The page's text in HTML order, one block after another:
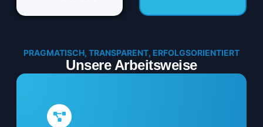
PRAGMATISCH, TRANSPARENT, ERFOLGSORIENTIERT
Unsere Arbeitsweise